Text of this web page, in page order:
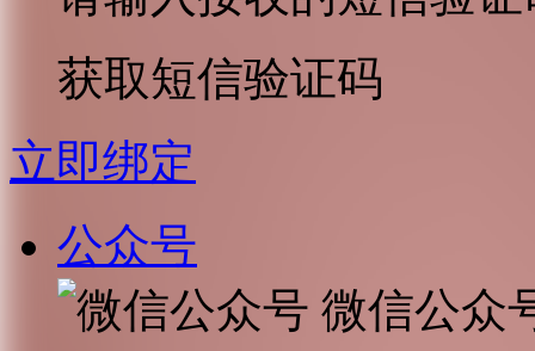
获取短信验证码
立即绑定
公众号
微信公众